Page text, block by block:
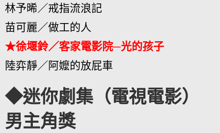
林予晞／戒指流浪記
苗可麗／做工的人
★徐堰鈴／客家電影院─光的孩子
陸弈靜／阿嬤的放屁車
◆迷你劇集（電視電影）
男主角獎